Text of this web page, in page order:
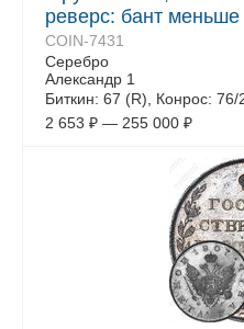
реверс: бант меньше
COIN-7431
Серебро
Александр 1
Биткин: 67 (R), Конрос: 76/
2 653 ₽ — 255 000 ₽